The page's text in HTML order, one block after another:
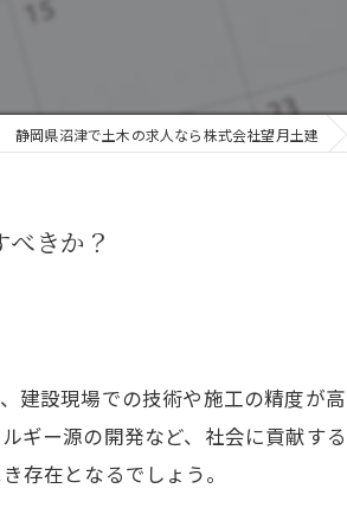
静岡県沼津で土木の求人なら株式会社望月土建
きか？
建設現場での技術や施工の精度が
ギー源の開発など、社会に貢献す
存在となるでしょう。